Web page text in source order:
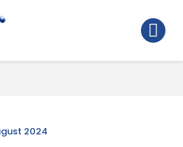
Turnier
2024